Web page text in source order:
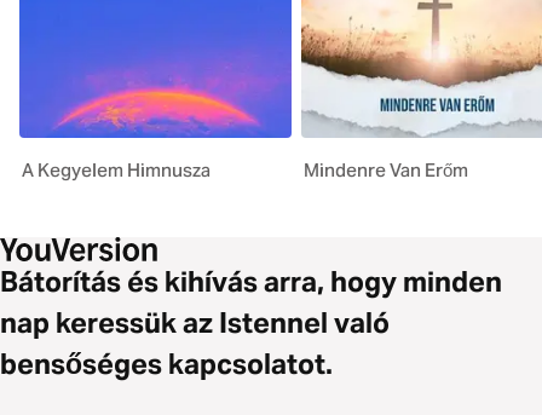
A Kegyelem Himnusza Mindenre Van Erőm
Bátorítás és kihívás arra, hogy minden
nap keressük az Istennel való
bensőséges kapcsolatot.